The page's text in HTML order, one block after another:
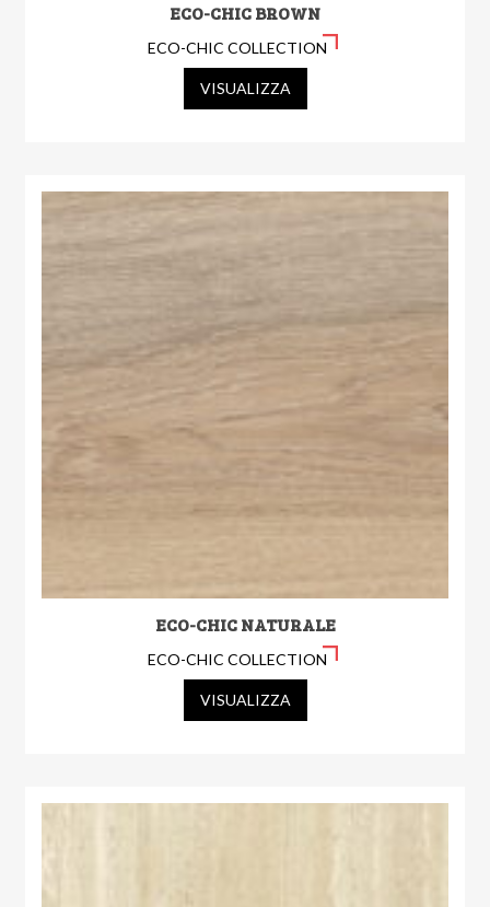
ECO-CHIC BROWN
ECO-CHIC COLLECTION
VISUALIZZA
ECO-CHIC NATURALE
ECO-CHIC COLLECTION
VISUALIZZA